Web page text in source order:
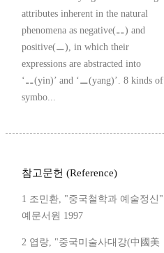
attributes inherent in the natural
phenomena as negative(⚋) and
positive(⚊), in which their
expressions are abstracted into
‘⚋(yin)’ and ‘⚊(yang)’. 8 kinds of
symbo...
참고문헌 (Reference)
1 조민환, "중국철학과 예술정신"
예문서원 1997
2 엽랑, "중국미술사대강(中國美